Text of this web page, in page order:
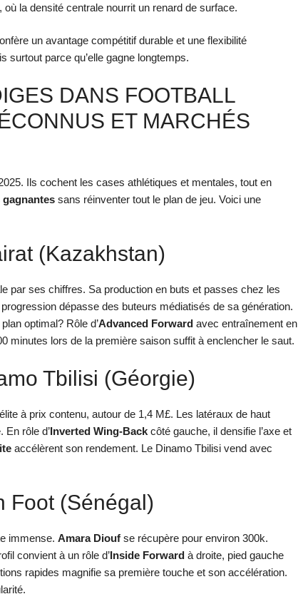
la densité centrale nourrit un renard de surface.
un avantage compétitif durable et une flexibilité
surtout parce qu’elle gagne longtemps.
DANS FOOTBALL
ET MARCHÉS
Ils cochent les cases athlétiques et mentales, tout en
sans réinventer tout le plan de jeu. Voici une
(Kazakhstan)
par ses chiffres. Sa production en buts et passes chez les
dépasse des buteurs médiatisés de sa génération.
optimal? Rôle d’Advanced Forward avec entraînement en
minutes lors de la première saison suffit à enclencher le saut.
Tbilisi (Géorgie)
à prix contenu, autour de 1,4 M£. Les latéraux de haut
En rôle d’Inverted Wing-Back côté gauche, il densifie l’axe et
accélèrent son rendement. Le Dinamo Tbilisi vend avec
Foot (Sénégal)
immense. Amara Diouf se récupère pour environ 300k.
convient à un rôle d’Inside Forward à droite, pied gauche
rapides magnifie sa première touche et son accélération.